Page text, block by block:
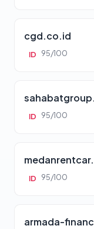
cgd.co.id
ID 95/100
ID 95/100
ID 95/100
armada-